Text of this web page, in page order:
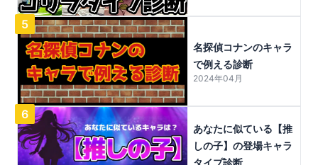
5
名探偵コナンのキャラ
で例える診断
2024年04月
6
あなたに似ている【推
しの子】の登場キャラ
タイプ診断